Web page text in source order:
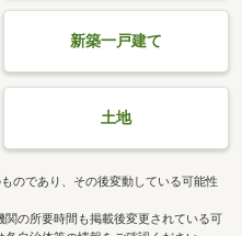
新築一戸建て
土地
のであり、その後変動している可能性
の所要時間も掲載後変更されている可